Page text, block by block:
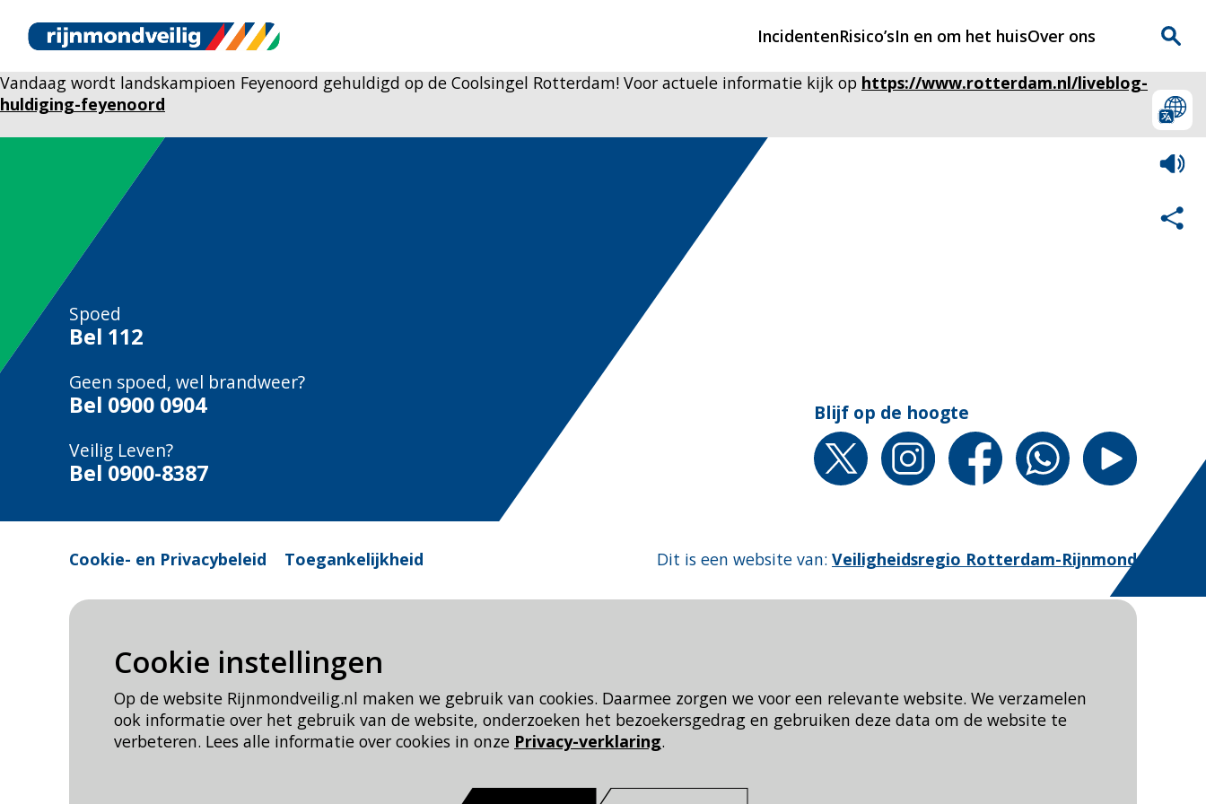
Cookie instellingen
Op de website Rijnmondveilig.nl maken we gebruik van cookies. Daarmee zorgen we voor een relevante website. We verzamelen
ook informatie over het gebruik van de website, onderzoeken het bezoekersgedrag en gebruiken deze data om de website te
verbeteren. Lees alle informatie over cookies in onze Privacy-verklaring.
Incidenten
Hulpdiensten nodig?
CIN-meldingen
Risico’sIn en om het huisOver ons
Vandaag wordt landskampioen Feyenoord gehuldigd op de Coolsingel Rotterdam! Voor actuele informatie kijk op https://www.rotterdam.nl/liveblog-
huldiging-feyenoord
Spoed
Bel 112
Geen spoed, wel brandweer?
Bel 0900 0904
Veilig Leven?
Bel 0900-8387
Blijf op de hoogte
Cookie- en Privacybeleid Toegankelijkheid Dit is een website van: Veiligheidsregio Rotterdam-Rijnmond